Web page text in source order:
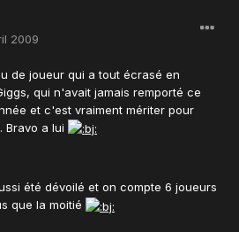
2009
de joueur qui a tout écrasé en
qui n'avait jamais remporté ce
et c'est vraiment mériter pour
Bravo a lui
été dévoilé et on compte 6 joueurs
que la moitié